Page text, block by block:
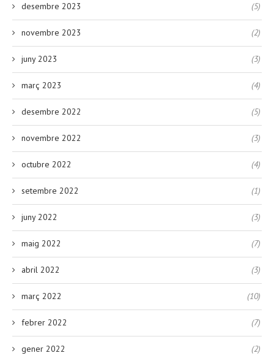
desembre 2023 (5)
novembre 2023 (2)
juny 2023 (3)
març 2023 (4)
desembre 2022 (5)
novembre 2022 (3)
octubre 2022 (4)
setembre 2022 (1)
juny 2022 (3)
maig 2022 (7)
abril 2022 (3)
març 2022 (10)
febrer 2022 (7)
gener 2022 (2)